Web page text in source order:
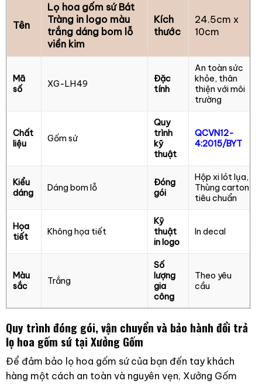
Tên
Lọ hoa gốm sứ Bát
Tràng in logo màu
trắng dáng bom lỗ
viền kim
Kích
thước
24.5cm x
10cm
Mã
số
XG-LH49
Đặc
tính
An toàn sức
khỏe, thân
thiện với môi
trường
Chất
liệu
Gốm sứ
Quy
trình
kỹ
thuật
QCVN12-
4:2015/BYT
Kiểu
dáng
Dáng bom lỗ
Đóng
gói
Hộp xi lót lụa,
Thùng carton
tiêu chuẩn
Họa
tiết
Không họa tiết
Kỹ
thuật
in logo
In decal
Màu
sắc
Trắng
Số
lượng
gia
công
Theo yêu
cầu
Quy trình đóng gói, vận chuyển và bảo hành đổi trả
lọ hoa gốm sứ tại Xưởng Gốm
Để đảm bảo lọ hoa gốm sứ của bạn đến tay khách
hàng một cách an toàn và nguyên vẹn, Xưởng Gốm